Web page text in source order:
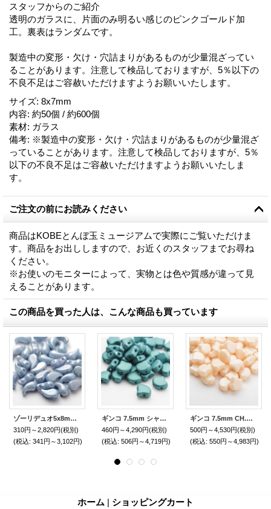
スタッフからのご紹介
透明のガラスに、片面のみ明るい感じのピンクゴールド加
工。裏表はランダムです。
製造中の変形・欠け・穴詰まりがあるものが少量混ざってい
ることがあります。注意して検品しておりますが、5％以下の
不良不足はご容赦いただけますようお願いいたします。
サイズ: 8x7mm
内容: 約50個 / 約600個
素材: ガラス
備考: ※製造中の変形・欠け・穴詰まりがあるものが少量混ざ
っていることがあります。注意して検品しておりますが、5％
以下の不良不足はご容赦いただけますようお願いいたしま
す。
ご注文の前にお読みください
商品はKOBEとんぼ玉ミュージアムで実際にご覧いただけま
す。商品をお出ししますので、お近くのスタッフまでお尋ね
ください。
※お使いのモニターによって、実物とは色や質感が違って見
えることがあります。
この商品を買った人は、こんな商品も買っています
ゾーリデュオ5x8mm ベビーブルーラスター（30/300個）【右】【左】
310円～2,820円(税別)
(税込: 341円～3,102円)
ギンコ 7.5mm シャトイアントシマーグリーン（10/100g）Bead Art 37号 海外作家 Shiraさん 作品使用ビーズ
460円～4,290円(税別)
(税込: 506円～4,719円)
ギンコ 7.5mm CH.ベージュラスター（10/100g）
500円～4,530円(税別)
(税込: 550円～4,983円)
ホーム | ショッピングカート